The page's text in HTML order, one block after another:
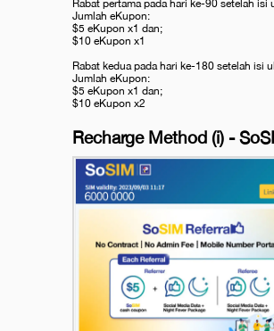
Rabat pertama pada hari ke-90 setelah isi
Jumlah eKupon:
$5 eKupon x1 dan;
$10 eKupon x1
Rabat kedua pada hari ke-180 setelah isi
Jumlah eKupon:
$5 eKupon x1 dan;
$10 eKupon x2
Recharge Method (i) -